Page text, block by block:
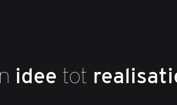
idee tot